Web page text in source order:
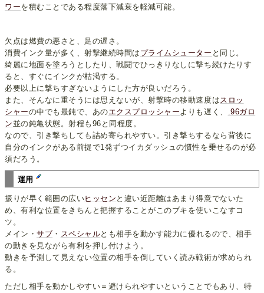
ワーを積むことである程度落下減衰を軽減可能。
欠点は燃費の悪さと、足の遅さ。
消費インク量が多く、射撃継続時間は プライムシューター と同じ。
綺麗に地面を塗ろうとしたり、戦闘でひっきりなしに撃ち続けたりす
ると、すぐにインクが枯渇する。
必要以上に撃ちすぎないようにした方が良いだろう。
また、そんなに重そうには思えないが、射撃時の移動速度は スロッ
シャーの中でも最鈍で、あのエクスプロッシャー よりも遅く、
.96ガロ
ン並の鈍亀状態。射程も96と同程度。
なので、引き撃ちしても詰め寄られやすい。引き撃ちするなら背後に
自分のインクがある前提で1発ずつイカダッシュの慣性を乗せるのが必
須だろう。
運用
振りが早く範囲の広いヒッセン と違い近距離はあまり得意でないた
め、有利な位置をきちんと把握することがこのブキを使いこなすコ
ツ。
メイン・サブ ・ スペシャルとも相手を動かす能力に優れるので、相手
の動きを見ながら有利を押し付けよう。
動きを予測して見えない位置の相手を倒していく読み戦術が求められ
る。
ただし相手を動かしやすい＝避けられやすいということでもあり、特